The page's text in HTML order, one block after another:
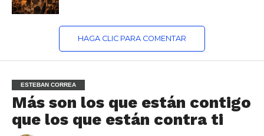
HAGA CLIC PARA COMENTAR
ESTEBAN CORREA
Más son los que están contigo
que los que están contra ti